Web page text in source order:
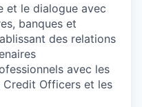
et le dialogue avec
banques et
des relations
avec les
Credit Officers et les